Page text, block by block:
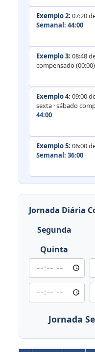
Exemplo 2: 07:20
Semanal: 44:00
Exemplo 3: 08:48
compensado (00:00)
Exemplo 4: 09:00
sexta · sábado
44:00
Exemplo 5: 06:00
Semanal: 36:00
Jornada Diária
Segunda
Quinta
Jornada